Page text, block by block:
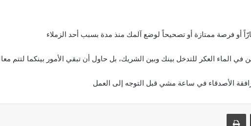
أو فرصة ممتازة أو تصحيحاً لوضع آلمك منذ مدة بسبب أحد الزملاء
الماء العكر للتدخل بينك وبين الشريك، بل حاول أن تبقي الأمور بينكما لتتم
الأصدقاء في ساعة مشي قبل التوجه إلى العمل
مشاركة عبر البريد طباعة